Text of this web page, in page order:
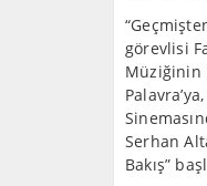
görevlisi
Müziğinin
Serhan
Bakış”